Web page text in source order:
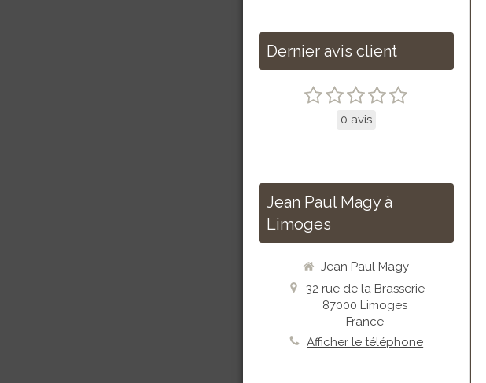
Dernier avis client
0 avis
Jean Paul Magy à
Limoges
Jean Paul Magy
32 rue de la Brasserie
87000 Limoges
France
Afficher le téléphone